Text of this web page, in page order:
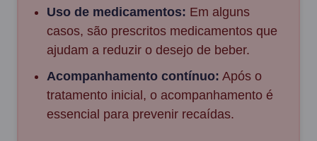
Uso de medicamentos: Em alguns
casos, são prescritos medicamentos que
ajudam a reduzir o desejo de beber.
Acompanhamento contínuo: Após o
tratamento inicial, o acompanhamento é
essencial para prevenir recaídas.